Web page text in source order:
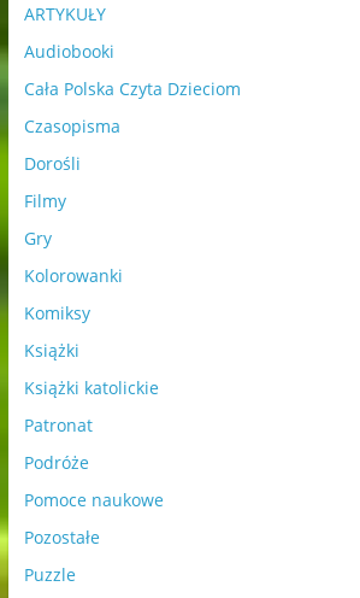
ARTYKUŁY
Audiobooki
Cała Polska Czyta Dzieciom
Czasopisma
Dorośli
Filmy
Gry
Kolorowanki
Komiksy
Książki
Książki katolickie
Patronat
Podróże
Pomoce naukowe
Pozostałe
Puzzle